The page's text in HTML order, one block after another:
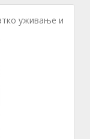
уживање и